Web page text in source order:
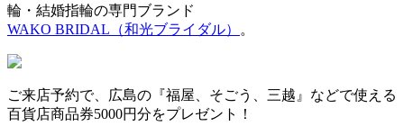
輪・結婚指輪の専門ブランド
WAKO BRIDAL（和光ブライダル）
。
ご来店予約で、広島の『福屋、そごう、三越』などで使える
百貨店商品券5000円分をプレゼント！